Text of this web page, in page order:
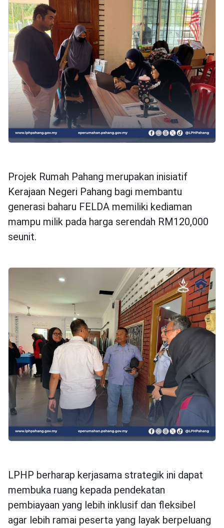
Projek Rumah Pahang merupakan inisiatif
Kerajaan Negeri Pahang bagi membantu
generasi baharu FELDA memiliki kediaman
mampu milik pada harga serendah RM120,000
seunit.
LPHP berharap kerjasama strategik ini dapat
membuka ruang kepada pendekatan
pembiayaan yang lebih inklusif dan fleksibel
agar lebih ramai peserta yang layak berpeluang